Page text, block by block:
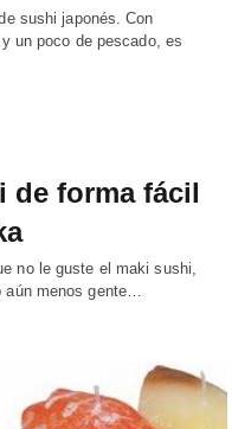
sushi japonés. Con
un poco de pescado, es
de forma fácil
no le guste el maki sushi,
aún menos gente…